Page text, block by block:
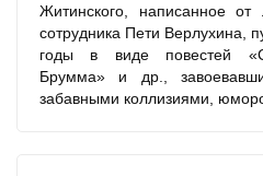
Житинского, написанное от
сотрудника Пети Верлухина,
годы в виде повестей
Брумма» и др.,
забавными коллизиями,